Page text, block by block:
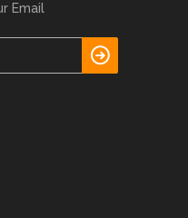
Email